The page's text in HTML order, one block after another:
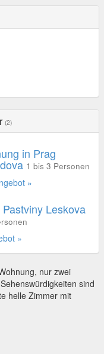
(2)
in Prag
1 bis 3 Personen
»
Leskova
»
nur zwei
sind
helle Zimmer mit